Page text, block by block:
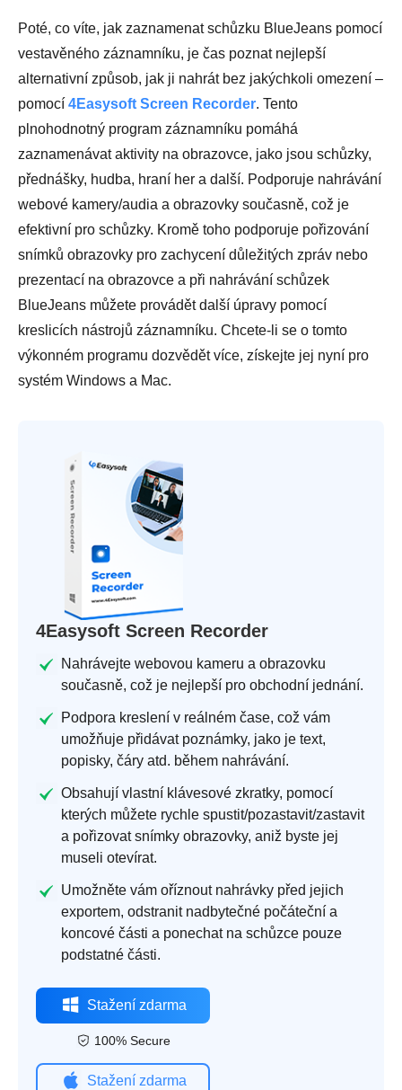
Poté, co víte, jak zaznamenat schůzku BlueJeans pomocí
vestavěného záznamníku, je čas poznat nejlepší
alternativní způsob, jak ji nahrát bez jakýchkoli omezení –
pomocí 4Easysoft Screen Recorder. Tento
plnohodnotný program záznamníku pomáhá
zaznamenávat aktivity na obrazovce, jako jsou schůzky,
přednášky, hudba, hraní her a další. Podporuje nahrávání
webové kamery/audia a obrazovky současně, což je
efektivní pro schůzky. Kromě toho podporuje pořizování
snímků obrazovky pro zachycení důležitých zpráv nebo
prezentací na obrazovce a při nahrávání schůzek
BlueJeans můžete provádět další úpravy pomocí
kreslicích nástrojů záznamníku. Chcete-li se o tomto
výkonném programu dozvědět více, získejte jej nyní pro
systém Windows a Mac.
4Easysoft Screen Recorder
Nahrávejte webovou kameru a obrazovku
současně, což je nejlepší pro obchodní jednání.
Podpora kreslení v reálném čase, což vám
umožňuje přidávat poznámky, jako je text,
popisky, čáry atd. během nahrávání.
Obsahují vlastní klávesové zkratky, pomocí
kterých můžete rychle spustit/pozastavit/zastavit
a pořizovat snímky obrazovky, aniž byste jej
museli otevírat.
Umožněte vám oříznout nahrávky před jejich
exportem, odstranit nadbytečné počáteční a
koncové části a ponechat na schůzce pouze
podstatné části.
Stažení zdarma
100% Secure
Stažení zdarma